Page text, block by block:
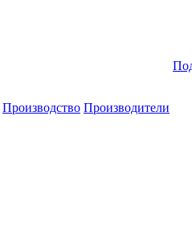
Производство Производители